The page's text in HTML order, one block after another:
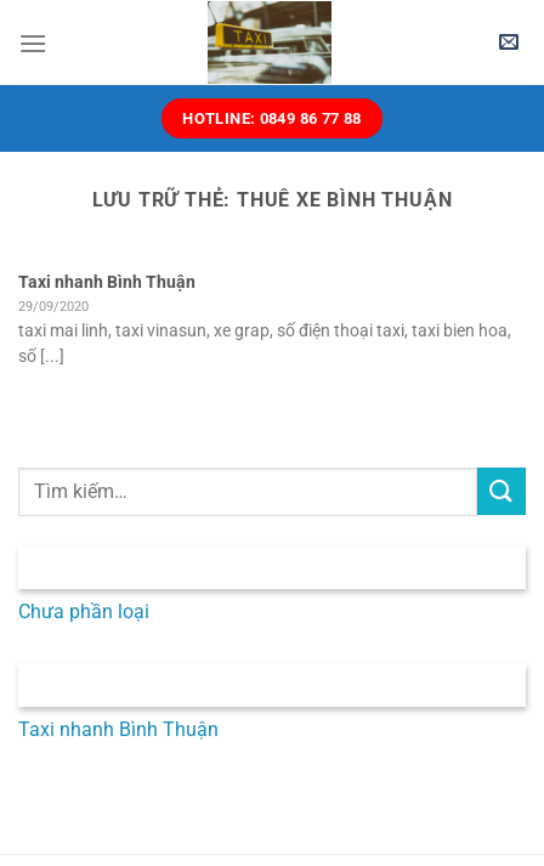
đến
HOTLINE: 0849 86 77 88
LƯU TRỮ THẺ: THUÊ XE BÌNH THUẬN
Taxi nhanh Bình Thuận
29/09/2020
taxi mai linh, taxi vinasun, xe grap, số điện thoại taxi, taxi bien hoa,
số [...]
Chưa phần loại
Taxi nhanh Bình Thuận